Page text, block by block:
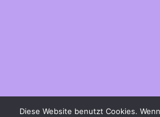
Diese Website benutzt Cookies.